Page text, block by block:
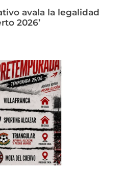
avala la legalidad
2026’